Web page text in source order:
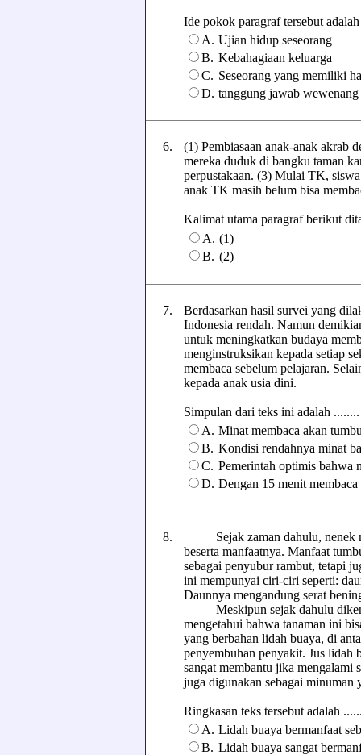
Ide pokok paragraf tersebut
A. Ujian hidup seseorang
B. Kebahagiaan keluarga
C. Seseorang yang memiliki
D. tanggung jawab wewenang
6.
(1) Pembiasaan anak-anak akrab
mereka duduk di bangku taman
perpustakaan. (3) Mulai TK,
anak TK masih belum bisa
Kalimat utama paragraf berikut
A. (1)
B. (2)
7.
Berdasarkan hasil survei yang
Indonesia rendah. Namun
untuk meningkatkan budaya
menginstruksikan kepada setiap
membaca sebelum pelajaran.
kepada anak usia dini.
Simpulan dari teks ini adalah ........
A. Minat membaca akan
B. Kondisi rendahnya minat
C. Pemerintah optimis bahwa
D. Dengan 15 menit
8.
Sejak zaman dahulu, nenek
beserta manfaatnya. Manfaat
sebagai penyubur rambut, tetapi
ini mempunyai ciri-ciri seperti:
Daunnya mengandung serat
Meskipun sejak dahulu
mengetahui bahwa tanaman ini
yang berbahan lidah buaya, di
penyembuhan penyakit. Jus lidah
sangat membantu jika mengalami
juga digunakan sebagai minuman
Ringkasan teks tersebut adalah
A. Lidah buaya bermanfaat
B. Lidah buaya sangat